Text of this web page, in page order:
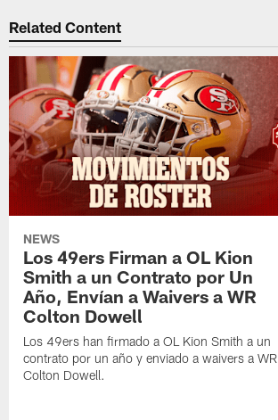
Related Content
NEWS
Los 49ers Firman a OL Kion
Smith a un Contrato por Un
Año, Envían a Waivers a WR
Colton Dowell
Los 49ers han firmado a OL Kion Smith a un
contrato por un año y enviado a waivers a WR
Colton Dowell.